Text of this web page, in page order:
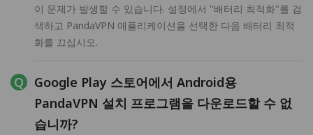
이 문제가 발생할 수 있습니다. 설정에서 "배터리 최적화"를 검
색하고 PandaVPN 애플리케이션을 선택한 다음 배터리 최적
화를 끄십시오.
Google Play 스토어에서 Android용
PandaVPN 설치 프로그램을 다운로드할 수 없
습니까?